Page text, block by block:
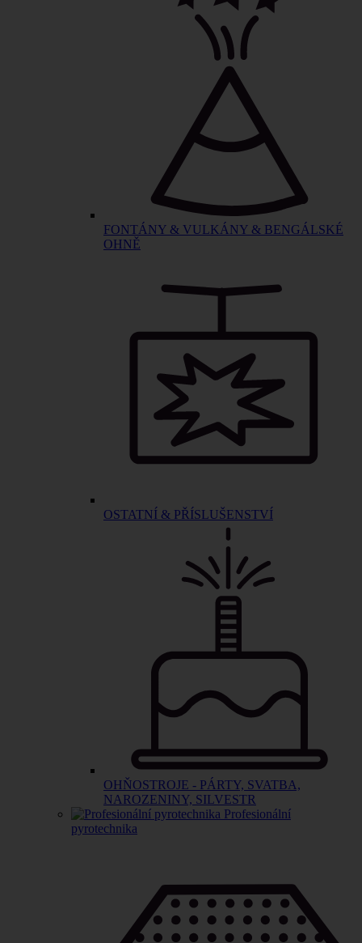
FONTÁNY & VULKÁNY & BENGÁLSKÉ
OHNĚ
OSTATNÍ & PŘÍSLUŠENSTVÍ
OHŇOSTROJE - PÁRTY, SVATBA,
NAROZENINY, SILVESTR
Profesionální
pyrotechnika